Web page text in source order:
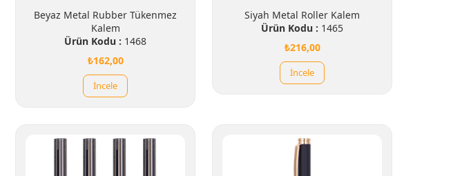
Beyaz Metal Rubber Tükenmez
Kalem
Ürün Kodu : 1468
₺162,00
İncele
Siyah Metal Roller Kalem
Ürün Kodu : 1465
₺216,00
İncele